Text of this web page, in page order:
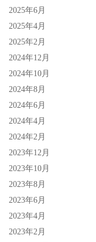
2025年6月
2025年4月
2025年2月
2024年12月
2024年10月
2024年8月
2024年6月
2024年4月
2024年2月
2023年12月
2023年10月
2023年8月
2023年6月
2023年4月
2023年2月